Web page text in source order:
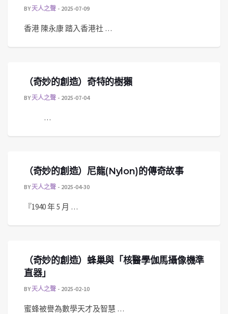
BY天人之聲 2025-07-09
香港 陳永康 踏入香港社 …
（奇妙的創造）奇特的樹獺
BY天人之聲 2025-07-04
…
（奇妙的創造）尼龍(Nylon)的傳奇故事
BY天人之聲 2025-04-30
『1940 年 5 月 …
（奇妙的創造）蜂巢與「核醫學伽馬攝像機準
直器」
BY天人之聲 2025-02-10
蜜蜂被譽為數學天才及智慧 …